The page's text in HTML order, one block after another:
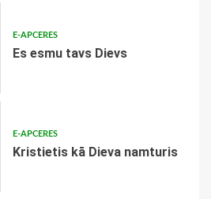
E-APCERES
Es esmu tavs Dievs
E-APCERES
Kristietis kā Dieva namturis